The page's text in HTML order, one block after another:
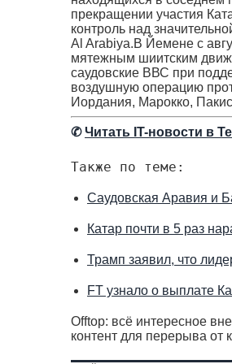
прекращении участия
контроль над
Al Arabiya.В Йемене с
мятежным шиитским
саудовские ВВС при
воздушную операцию
Иордания, Марокко,
✆Читать IT-новости в
Также по теме:
Саудовская Аравия и
Катар почти в 5 раз
Трамп заявил, что
FT узнало о выплате
Offtop: всё интересное
контент для перерыва от